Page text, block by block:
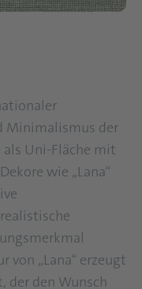
Minimalismus der
Uni-Fläche mit
wie „Lana“
von „Lana“ erzeugt
der den Wunsch